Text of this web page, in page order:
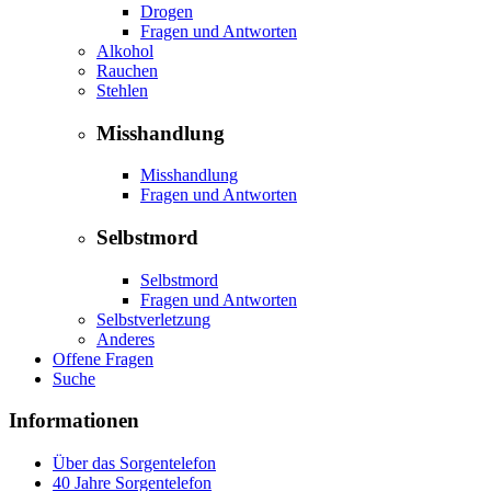
Drogen
Fragen und Antworten
Alkohol
Rauchen
Stehlen
Misshandlung
Misshandlung
Fragen und Antworten
Selbstmord
Selbstmord
Fragen und Antworten
Selbstverletzung
Anderes
Offene Fragen
Suche
Informationen
Über das Sorgentelefon
40 Jahre Sorgentelefon